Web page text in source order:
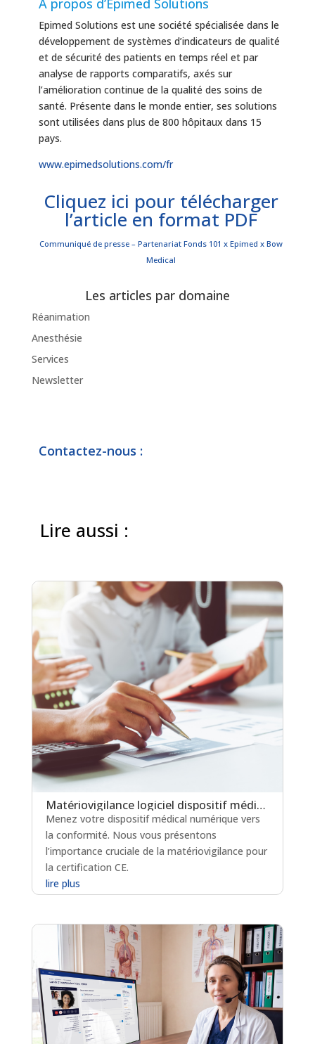
À propos d’Epimed Solutions
Epimed Solutions est une société spécialisée dans le
développement de systèmes d’indicateurs de qualité
et de sécurité des patients en temps réel et par
analyse de rapports comparatifs, axés sur
l’amélioration continue de la qualité des soins de
santé. Présente dans le monde entier, ses solutions
sont utilisées dans plus de 800 hôpitaux dans 15
pays.
www.epimedsolutions.com/fr
Cliquez ici pour télécharger
l’article en format PDF
Communiqué de presse – Partenariat Fonds 101 x Epimed x Bow
Medical
Les articles par domaine
Réanimation
Anesthésie
Services
Newsletter
Contactez-nous :
Lire aussi :
Matériovigilance logiciel dispositif médical : un levier clé pour la certification en soins critiques
Menez votre dispositif médical numérique vers
la conformité. Nous vous présentons
l’importance cruciale de la matériovigilance pour
la certification CE.
lire plus